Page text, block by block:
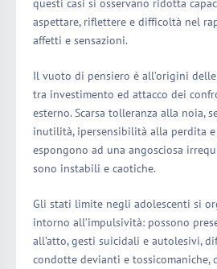
questi casi si osservano ridotta
aspettare, riflettere e difficoltà nel
affetti e sensazioni.
Il vuoto di pensiero è all’origini
tra investimento ed attacco dei
esterno. Scarsa tolleranza alla noia,
inutilità, ipersensibilità alla perdita e
espongono ad una angosciosa
sono instabili e caotiche.
Gli stati limite negli adolescenti si
intorno all’impulsività: possono
all’atto, gesti suicidali e autolesivi,
condotte devianti e tossicomaniche,